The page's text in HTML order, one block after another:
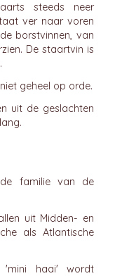
steeds neer
ver naar voren
borstvinnen, van
De staartvin is
geheel op orde.
uit de geslachten
familie van de
uit Midden- en
als Atlantische
haai' wordt